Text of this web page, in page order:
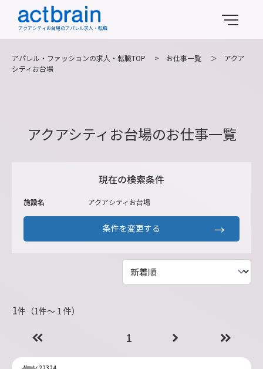
アクアシティお台場のアパレル求人・転職
アパレル・ファッションの求人・転職TOP > お仕事一覧 ＞ アクア
シティお台場
アクアシティお台場のお仕事一覧
現在の検索条件
施設名 アクアシティお台場
条件を変更する
1件（1件〜 1 件）
1